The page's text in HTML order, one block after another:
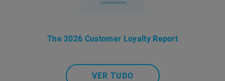
The 2026 Customer Loyalty Report
VER TUDO